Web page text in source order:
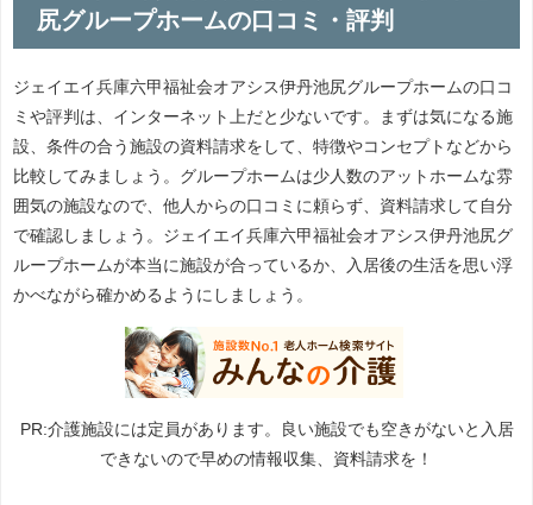
尻グループホームの口コミ・評判
ジェイエイ兵庫六甲福祉会オアシス伊丹池尻グループホームの口コ
ミや評判は、インターネット上だと少ないです。まずは気になる施
設、条件の合う施設の資料請求をして、特徴やコンセプトなどから
比較してみましょう。グループホームは少人数のアットホームな雰
囲気の施設なので、他人からの口コミに頼らず、資料請求して自分
で確認しましょう。ジェイエイ兵庫六甲福祉会オアシス伊丹池尻グ
ループホームが本当に施設が合っているか、入居後の生活を思い浮
かべながら確かめるようにしましょう。
PR:介護施設には定員があります。良い施設でも空きがないと入居
できないので早めの情報収集、資料請求を！